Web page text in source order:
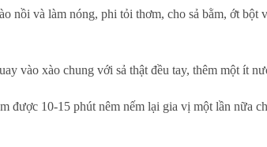
nồi và làm nóng, phi tỏi thơm, cho sả bằm, ớt
vào xào chung với sả thật đều tay, thêm một ít
được 10-15 phút nêm nếm lại gia vị một lần nữa